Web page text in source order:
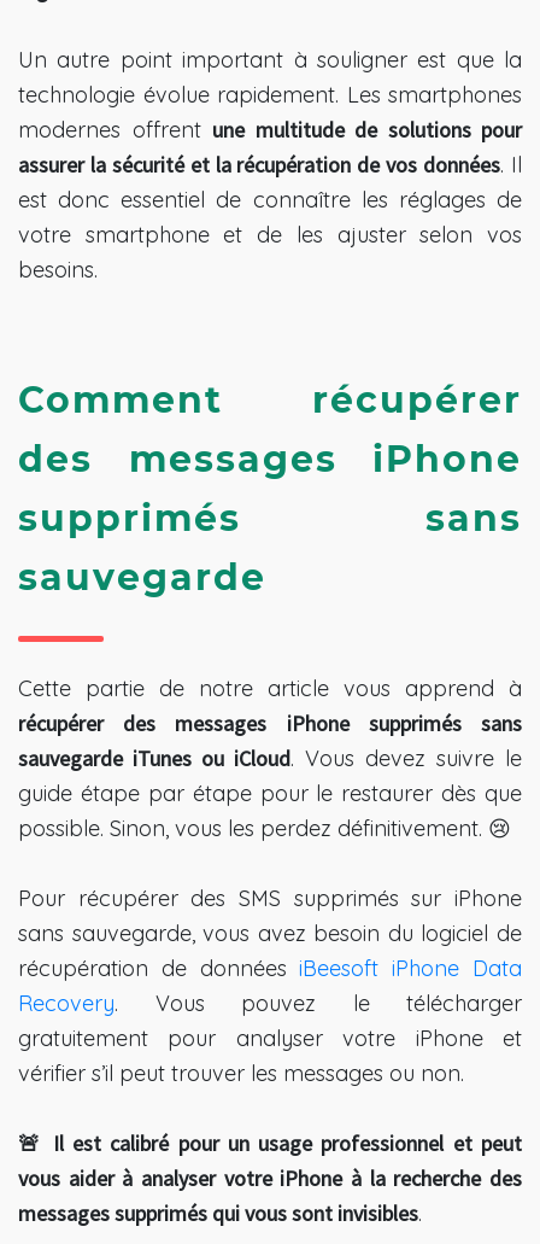
Un autre point important à souligner est que la
technologie évolue rapidement. Les smartphones
modernes offrent une multitude de solutions pour
assurer la sécurité et la récupération de vos données. Il
est donc essentiel de connaître les réglages de
votre smartphone et de les ajuster selon vos
besoins.
Comment récupérer
des messages iPhone
supprimés sans
sauvegarde
Cette partie de notre article vous apprend à
récupérer des messages iPhone supprimés sans
sauvegarde iTunes ou iCloud. Vous devez suivre le
guide étape par étape pour le restaurer dès que
possible. Sinon, vous les perdez définitivement. 😢
Pour récupérer des SMS supprimés sur iPhone
sans sauvegarde, vous avez besoin du logiciel de
récupération de donnéesiBeesoft iPhone Data
Recovery. Vous pouvez le télécharger
gratuitement pour analyser votre iPhone et
vérifier s’il peut trouver les messages ou non.
🚨 Il est calibré pour un usage professionnel et peut
vous aider à analyser votre iPhone à la recherche des
messages supprimés qui vous sont invisibles.